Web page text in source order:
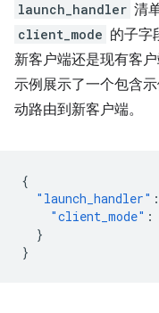
launch_handler 清
client_mode 的子字
新客户端还是现有客
示例展示了一个包含
动路由到新客户端。
{
"launch_handler" :
"client_mode" :
}
}